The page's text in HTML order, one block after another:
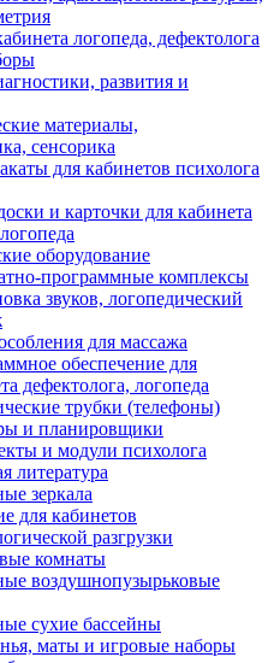
логопеда, дефектолога
развития и
материалы,
сенсорика
для кабинетов психолога
и карточки для кабинета
оборудование
программные комплексы
звуков, логопедический
для массажа
обеспечение для
дефектолога, логопеда
трубки (телефоны)
и планировщики
и модули психолога
литература
зеркала
для кабинетов
разгрузки
комнаты
воздушнопузырьковые
сухие бассейны
маты и игровые наборы